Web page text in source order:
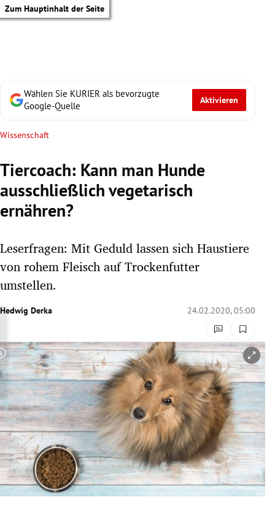
Zum Hauptinhalt der Seite
Untermenü
Untermenü
Untermenü
Untermenü
Untermenü
Untermenü
Untermenü
Untermenü
Untermenü
Wählen Sie KURIER als bevorzugte
Google-Quelle
Aktivieren
Wissenschaft
Tiercoach: Kann man Hunde
ausschließlich vegetarisch
ernähren?
Leserfragen: Mit Geduld lassen sich Haustiere
von rohem Fleisch auf Trockenfutter
umstellen.
Hedwig Derka 24.02.2020, 05:00
Copyright-Hinweis öffnen/schließen